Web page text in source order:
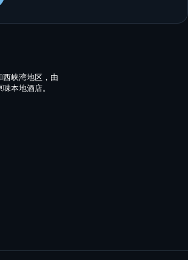
西峡湾地区，由
本地酒店。